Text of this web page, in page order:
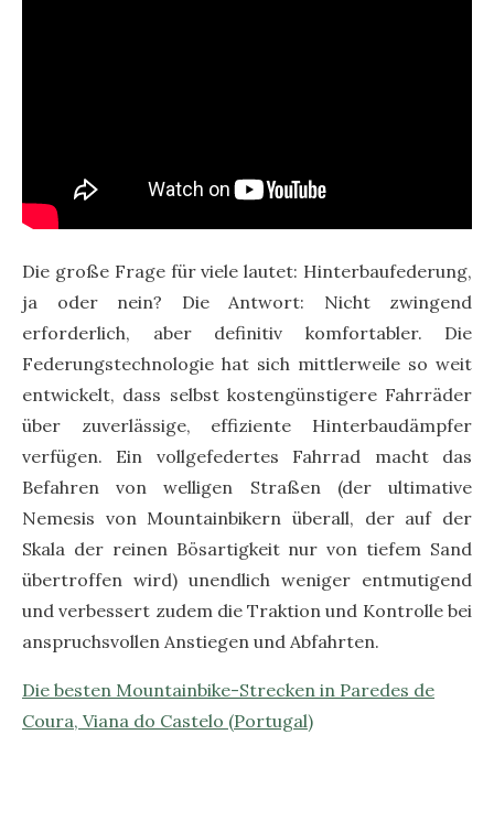
Die große Frage für viele lautet: Hinterbaufederung,
ja oder nein? Die Antwort: Nicht zwingend
erforderlich, aber definitiv komfortabler. Die
Federungstechnologie hat sich mittlerweile so weit
entwickelt, dass selbst kostengünstigere Fahrräder
über zuverlässige, effiziente Hinterbaudämpfer
verfügen. Ein vollgefedertes Fahrrad macht das
Befahren von welligen Straßen (der ultimative
Nemesis von Mountainbikern überall, der auf der
Skala der reinen Bösartigkeit nur von tiefem Sand
übertroffen wird) unendlich weniger entmutigend
und verbessert zudem die Traktion und Kontrolle bei
anspruchsvollen Anstiegen und Abfahrten.
Die besten Mountainbike-Strecken in Paredes de
Coura, Viana do Castelo (Portugal)